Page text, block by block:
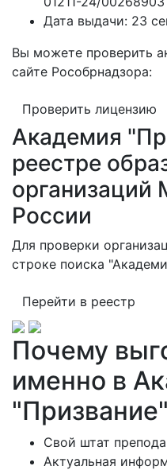
Дата выдачи: 23
Вы можете проверить
сайте Рособрнадзора:
Проверить лицензию
Академия
реестре
организаций
России
Для проверки
строке поиска
Перейти в реестр
Почему
именно в
"Призвание"
Свой штат
Актуальная